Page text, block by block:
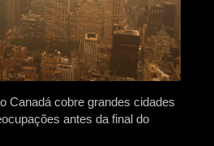
Canadá cobre grandes cidades
antes da final do